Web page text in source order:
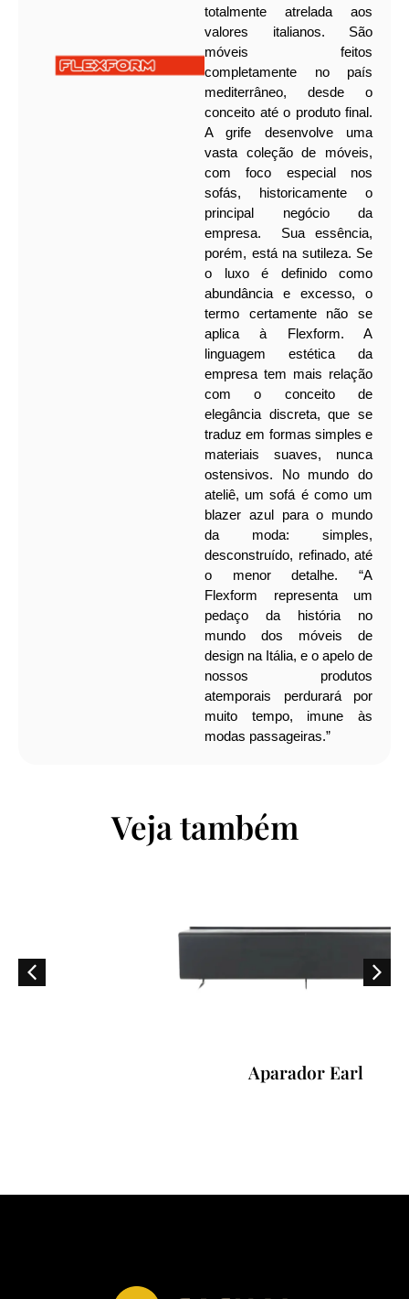
totalmente atrelada aos
valores italianos. São
móveis feitos
completamente no país
mediterrâneo, desde o
conceito até o produto final.
A grife desenvolve uma
vasta coleção de móveis,
com foco especial nos
sofás, historicamente o
principal negócio da
empresa.
Sua essência,
porém, está na sutileza. Se
o luxo é definido como
abundância e excesso, o
termo certamente não se
aplica à Flexform. A
linguagem estética da
empresa tem mais relação
com o conceito de
elegância discreta, que se
traduz em formas simples e
materiais suaves, nunca
ostensivos. No mundo do
ateliê, um sofá é como um
blazer azul para o mundo
da moda: simples,
desconstruído, refinado, até
o menor detalhe.
“A
Flexform representa um
pedaço da história no
mundo dos móveis de
design na Itália, e o apelo de
nossos produtos
atemporais perdurará por
muito tempo, imune às
modas passageiras.”
Veja também
Aparador Earl